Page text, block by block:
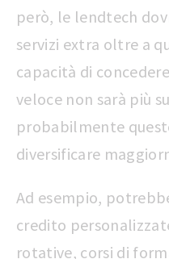
però, le lendtech
servizi extra oltre a
capacità di
veloce non sarà più
probabilmente
diversificare
Ad esempio,
credito
rotative, corsi di